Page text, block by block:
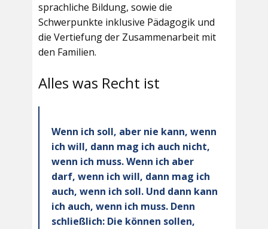
sprachliche Bildung, sowie die
Schwerpunkte inklusive Pädagogik und
die Vertiefung der Zusammenarbeit mit
den Familien.
Alles was Recht ist
Wenn ich soll, aber nie kann, wenn
ich will, dann mag ich auch nicht,
wenn ich muss. Wenn ich aber
darf, wenn ich will, dann mag ich
auch, wenn ich soll. Und dann kann
ich auch, wenn ich muss. Denn
schließlich: Die können sollen,